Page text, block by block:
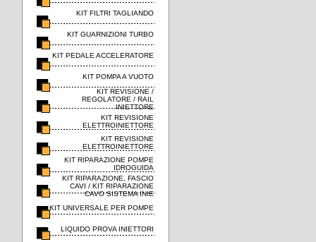
KIT FILTRI TAGLIANDO
KIT GUARNIZIONI TURBO
KIT PEDALE ACCELERATORE
KIT POMPA A VUOTO
KIT REVISIONE /
REGOLATORE / RAIL
INIETTORE
KIT REVISIONE
ELETTROINIETTORE
KIT REVISIONE
ELETTROINIETTORE
KIT RIPARAZIONE POMPE
IDROGUIDA
KIT RIPARAZIONE, FASCIO
CAVI / KIT RIPARAZIONE
CAVO SISTEMA INIE
KIT UNIVERSALE PER POMPE
LIQUIDO PROVA INIETTORI